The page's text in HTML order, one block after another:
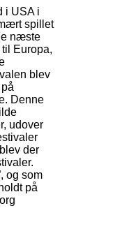
i USA i
spillet
næste
Europa,
blev
Denne
udover
der
og som
på